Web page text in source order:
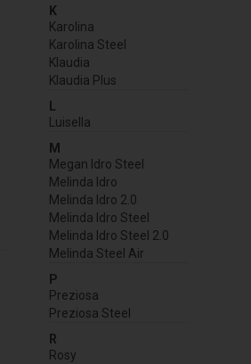
K
Karolina
Karolina Steel
Klaudia
Klaudia Plus
L
Luisella
M
Megan Idro Steel
Melinda Idro
Melinda Idro 2.0
Melinda Idro Steel
Melinda Idro Steel 2.0
Melinda Steel Air
P
Preziosa
Preziosa Steel
R
Rosy